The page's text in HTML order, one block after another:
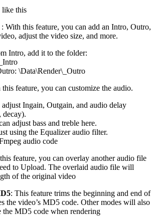
like this
: With this feature, you can add an Intro, Outro,
adjust the video size, and more.
Intro, add it to the folder:
\Data\Render\_Outro
feature, you can customize the audio.
adjust Ingain, Outgain, and audio delay
decay).
adjust bass and treble here.
using the Equalizer audio filter.
audio code
feature, you can overlay another audio file
to Upload. The overlaid audio file will
of the original video
: This feature trims the beginning and end of
the video’s MD5 code. Other modes will also
the MD5 code when rendering